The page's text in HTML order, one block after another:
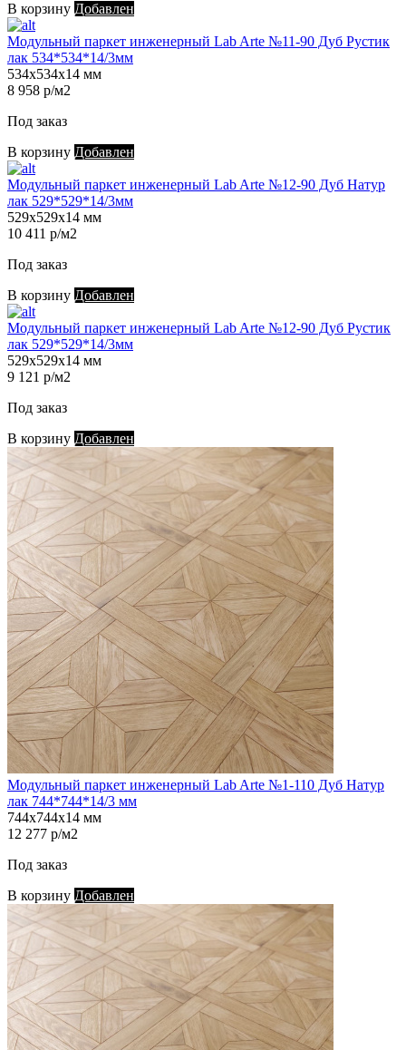
В корзину Добавлен
Модульный паркет инженерный Lab Arte №11-90 Дуб Рустик
лак 534*534*14/3мм
534х534х14 мм
8 958 р/м2
Под заказ
В корзину Добавлен
Модульный паркет инженерный Lab Arte №12-90 Дуб Натур
лак 529*529*14/3мм
529х529х14 мм
10 411 р/м2
Под заказ
В корзину Добавлен
Модульный паркет инженерный Lab Arte №12-90 Дуб Рустик
лак 529*529*14/3мм
529х529х14 мм
9 121 р/м2
Под заказ
В корзину Добавлен
Модульный паркет инженерный Lab Arte №1-110 Дуб Натур
лак 744*744*14/3 мм
744х744х14 мм
12 277 р/м2
Под заказ
В корзину Добавлен